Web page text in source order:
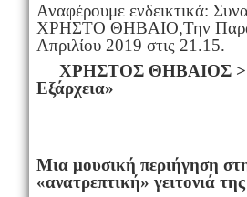
Αναφέρουμε ενδεικτικά:
ΧΡΗΣΤΟ ΘΗΒΑΙΟ,Την
Απριλίου 2019 στις 21.15.
ΧΡΗΣΤΟΣ ΘΗΒΑΙΟΣ >
Εξάρχεια»
Μια μουσική περιήγηση
«ανατρεπτική» γειτονιά